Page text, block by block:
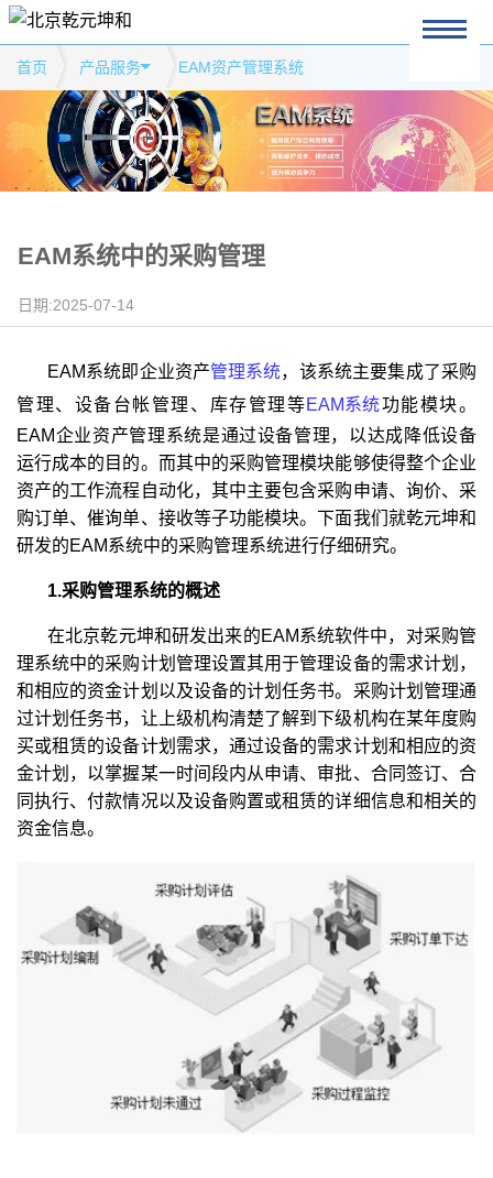
首页 产品服务 EAM资产管理系统
EAM系统中的采购管理
日期:2025-07-14
EAM系统即企业资产管理系统，该系统主要集成了采购
管理、设备台帐管理、库存管理等EAM系统功能模块。
EAM企业资产管理系统是通过设备管理，以达成降低设备
运行成本的目的。而其中的采购管理模块能够使得整个企业
资产的工作流程自动化，其中主要包含采购申请、询价、采
购订单、催询单、接收等子功能模块。下面我们就乾元坤和
研发的EAM系统中的采购管理系统进行仔细研究。
1.采购管理系统的概述
在北京乾元坤和研发出来的EAM系统软件中，对采购管
理系统中的采购计划管理设置其用于管理设备的需求计划，
和相应的资金计划以及设备的计划任务书。采购计划管理通
过计划任务书，让上级机构清楚了解到下级机构在某年度购
买或租赁的设备计划需求，通过设备的需求计划和相应的资
金计划，以掌握某一时间段内从申请、审批、合同签订、合
同执行、付款情况以及设备购置或租赁的详细信息和相关的
资金信息。